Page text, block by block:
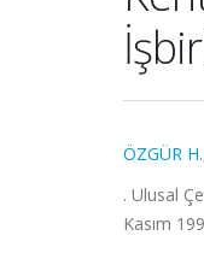
ÖZGÜR H.
. Ulusal
Kasım